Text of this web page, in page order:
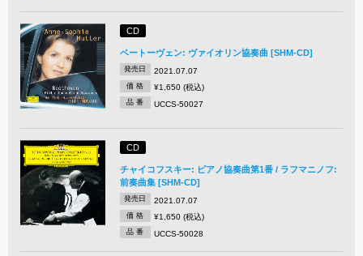
CD
ベートーヴェン: ヴァイオリン協奏曲 [SHM-CD]
発売日 2021.07.07
価 格 ¥1,650 (税込)
品 番 UCCS-50027
CD
チャイコフスキー: ピアノ協奏曲第1番 / ラフマニノフ:
前奏曲集 [SHM-CD]
発売日 2021.07.07
価 格 ¥1,650 (税込)
品 番 UCCS-50028